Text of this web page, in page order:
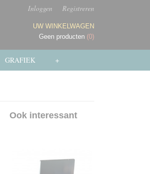
Inloggen Registreren
UW WINKELWAGEN
Geen producten (0)
GRAFIEK +
Ook interessant